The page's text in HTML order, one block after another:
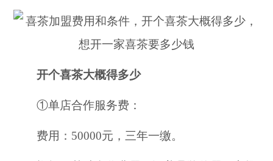
开个喜茶大概得多少
①单店合作服务费：
费用：50000元，三年一缴。